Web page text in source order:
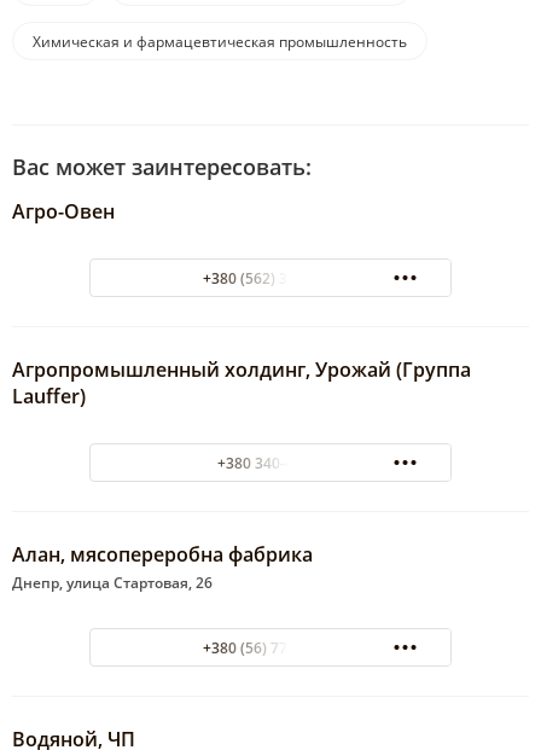
Химическая и фармацевтическая промышленность
Вас может заинтересовать:
Агро-Овен
+380 (562) 33-45-90
Агропромышленный холдинг, Урожай (Группа
Lauffer)
+380 340-44-35
Алан, мясопереробна фабрика
Днепр, улица Стартовая, 26
+380 (56) 777-18-43
Водяной, ЧП